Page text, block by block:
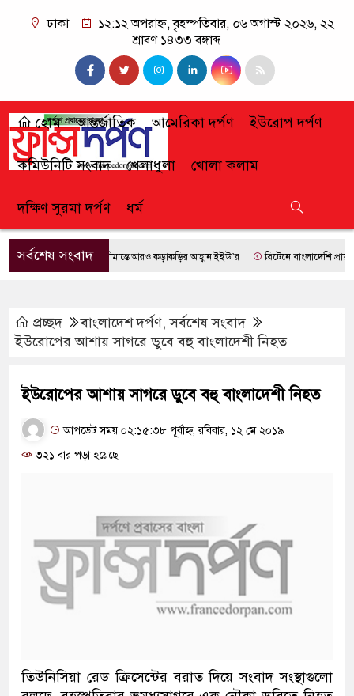
ঢাকা
১২:১২ অপরাহ্ন, বৃহস্পতিবার, ০৬ অগাস্ট ২০২৬, ২২
শ্রাবণ ১৪৩৩ বঙ্গাব্দ
হোম আন্তর্জাতিক আমেরিকা দর্পণ ইউরোপ দর্পণ
কমিউনিটি সংবাদ খেলাধুলা খোলা কলাম
দক্ষিণ সুরমা দর্পণ ধর্ম
সর্বশেষ সংবাদসীমান্তে আরও কড়াকড়ির আহ্বান ইইউ’র ব্রিটেনে বাংলাদেশি প্রায় ৭
প্রচ্ছদ বাংলাদেশ দর্পণ,সর্বশেষ সংবাদ
ইউরোপের আশায় সাগরে ডুবে বহু বাংলাদেশী নিহত
ইউরোপের আশায় সাগরে ডুবে বহু বাংলাদেশী নিহত
আপডেট সময় ০২:১৫:৩৮ পূর্বাহ্ন, রবিবার, ১২ মে ২০১৯
৩২১ বার পড়া হয়েছে
তিউনিসিয়া রেড ক্রিসেন্টের বরাত দিয়ে সংবাদ সংস্থাগুলো